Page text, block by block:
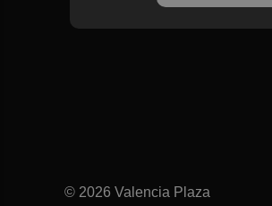
© 2026 Valencia Plaza